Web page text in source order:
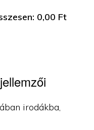
0,00 Ft
irodákba,